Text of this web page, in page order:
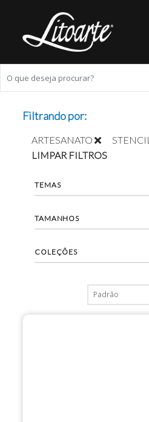
Filtrando por:
ARTESANATO
STENCIL
LIMPAR FILTROS
TEMAS
TAMANHOS
COLEÇÕES